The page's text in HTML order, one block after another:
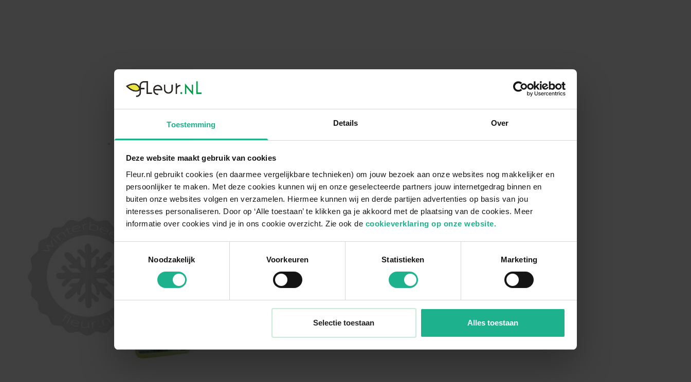
Toestemming Details Over
Deze website maakt gebruik van cookies
Fleur.nl gebruikt cookies (en daarmee vergelijkbare technieken) om jouw bezoek aan onze websites nog makkelijker en
persoonlijker te maken. Met deze cookies kunnen wij en onze geselecteerde partners jouw internetgedrag binnen en
buiten onze websites volgen en verzamelen. Hiermee kunnen wij en derde partijen advertenties op basis van jou
interesses personaliseren. Door op ‘Alle toestaan’ te klikken ga je akkoord met de plaatsing van de cookies. Meer
informatie over cookies vind je in ons cookie overzicht. Zie ook de cookieverklaring op onze website.
Noodzakelijk
Voorkeuren Statistieken Marketing
Selectie toestaan Alles toestaan